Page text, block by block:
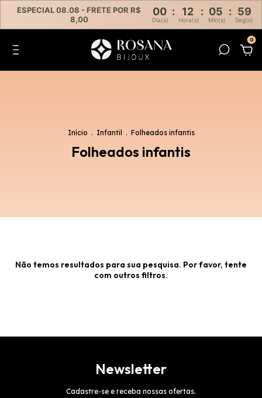
ESPECIAL 08.08 - FRETE POR R$
8,00
00 : 12 : 05 : 58
Dia(s) Hora(s) Min(s) Seg(s)
0
Início . Infantil . Folheados infantis
Folheados infantis
Não temos resultados para sua pesquisa. Por favor, tente
com outros filtros.
Newsletter
Cadastre-se e receba nossas ofertas.